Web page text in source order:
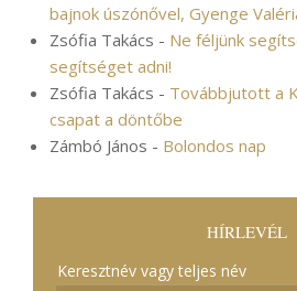
bajnok úszónővel, Gyenge
Zsófia Takács - Ne féljünk
segítséget adni!
Zsófia Takács - Továbbjutott a
csapat a döntőbe
Zámbó János - Bolondos nap
HÍRLEVÉL
Keresztnév vagy teljes név